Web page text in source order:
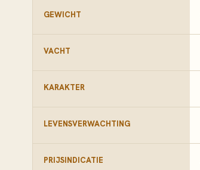
GEWICHT
VACHT
KARAKTER
LEVENSVERWACHTING
PRIJSINDICATIE